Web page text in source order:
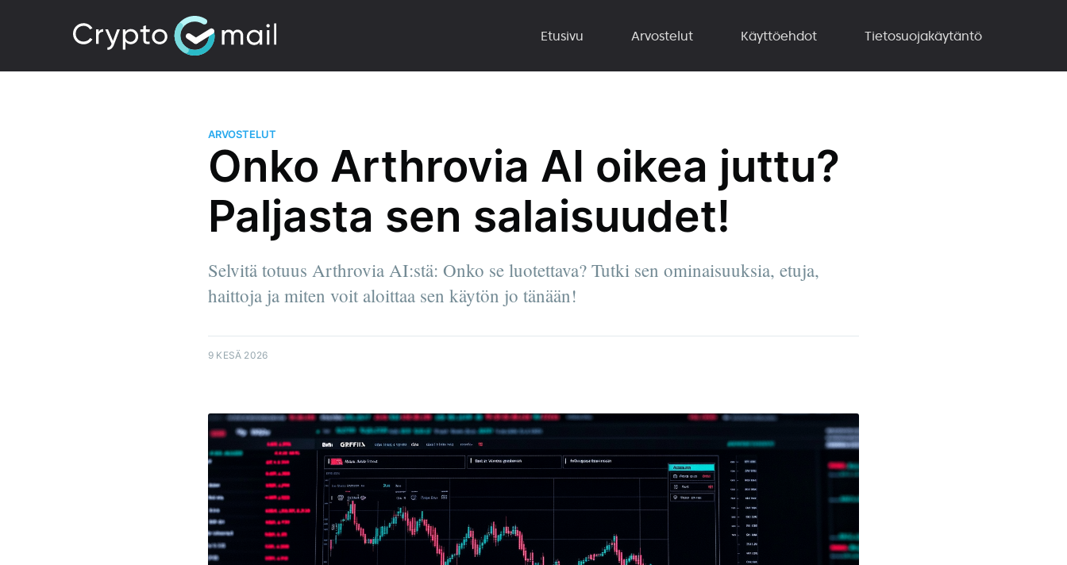
Etusivu Arvostelut Käyttöehdot Tietosuojakäytäntö
ARVOSTELUT
Onko Arthrovia AI oikea juttu?
Paljasta sen salaisuudet!
Selvitä totuus Arthrovia AI:stä: Onko se luotettava? Tutki sen ominaisuuksia, etuja,
haittoja ja miten voit aloittaa sen käytön jo tänään!
9 KESÄ 2026